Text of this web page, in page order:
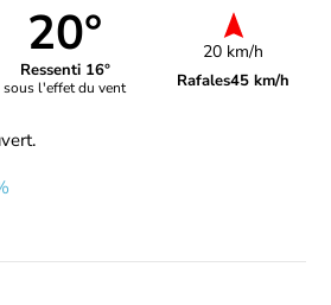
20°
Ressenti 16°
sous l'effet du vent
20 km/h
Rafales45 km/h